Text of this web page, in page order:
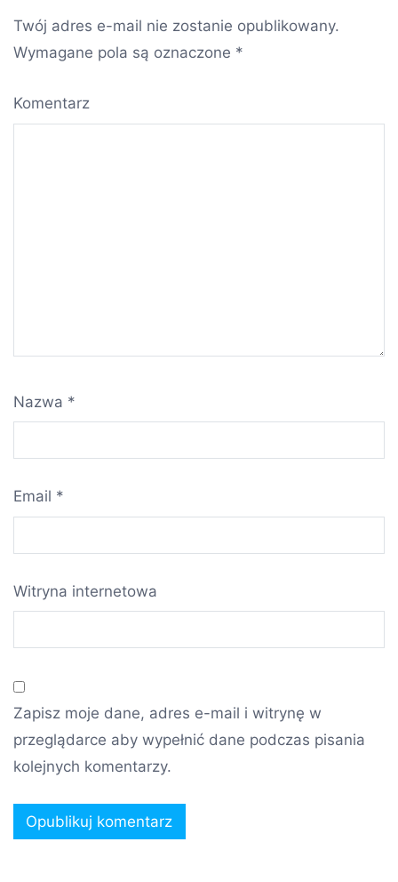
Twój adres e-mail nie zostanie opublikowany.
Wymagane pola są oznaczone *
Komentarz
Nazwa *
Email *
Witryna internetowa
Zapisz moje dane, adres e-mail i witrynę w
przeglądarce aby wypełnić dane podczas pisania
kolejnych komentarzy.